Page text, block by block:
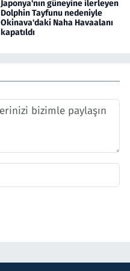
Japonya'nın güneyine ilerleyen
Dolphin Tayfunu nedeniyle
Okinava'daki Naha Havaalanı
kapatıldı